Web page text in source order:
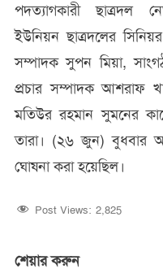
পদত্যাগকারী ছাত্রদল
ইউনিয়ন ছাত্রদলের
সম্পাদক সুপন মিয়া,
প্রচার সম্পাদক আশরাফ
মতিউর রহমান সুমনের
তারা। (২৬ জুন) বুধবার
ঘোষনা করা হয়েছিল।
Post Views: 2,825
শেয়ার করুন